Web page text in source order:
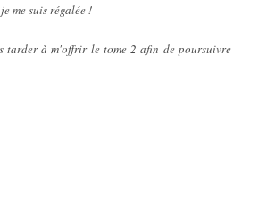
me suis régalée !
tarder à m'offrir le tome 2 afin de poursuivre